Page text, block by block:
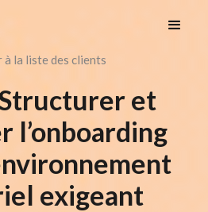
à la liste des clients
et
l’onboarding
exigeant